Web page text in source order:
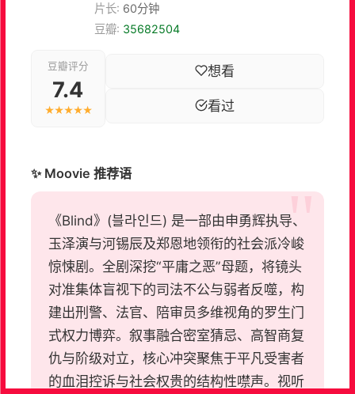
片长: 60分钟
豆瓣: 35682504
豆瓣评分
7.4
★★★★★
想看
看过
✨ Moovie 推荐语
《Blind》(블라인드) 是一部由申勇辉执导、
玉泽演与河锡辰及郑恩地领衔的社会派冷峻
惊悚剧。全剧深挖“平庸之恶”母题，将镜头
对准集体盲视下的司法不公与弱者反噬，构
建出刑警、法官、陪审员多维视角的罗生门
式权力博弈。叙事融合密室猜忌、高智商复
仇与阶级对立，核心冲突聚焦于平凡受害者
的血泪控诉与社会权贵的结构性噤声。视听